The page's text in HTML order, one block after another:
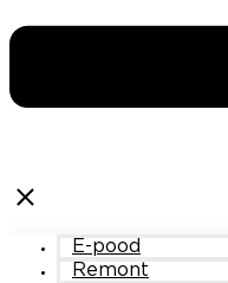
E-pood
Remont